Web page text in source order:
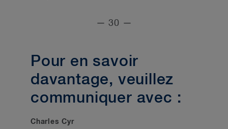
— 30 —
Pour en savoir
davantage, veuillez
communiquer avec :
Charles Cyr